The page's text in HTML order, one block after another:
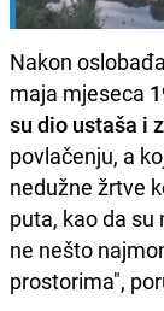
Nakon
maja mjeseca
su dio ustaša i
povlačenju, a
nedužne žrtve
puta, kao da su
ne nešto
prostorima",